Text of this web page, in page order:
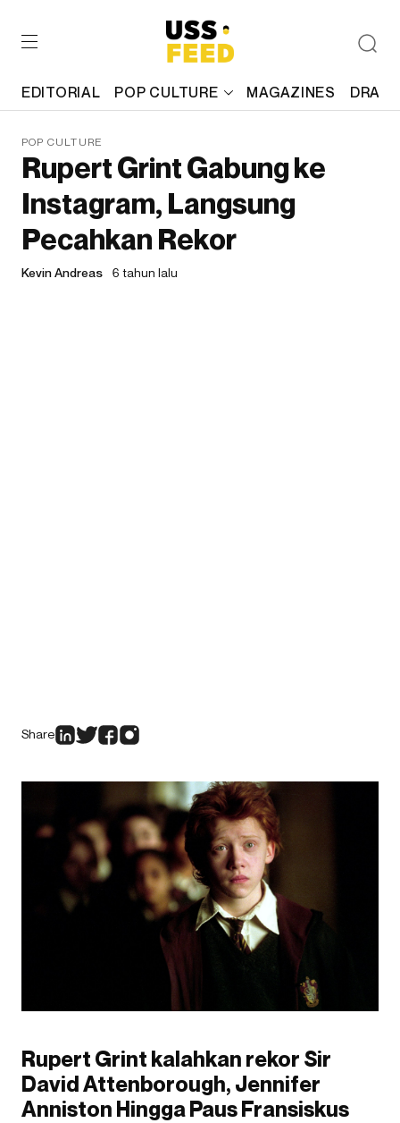
EDITORIAL POP CULTURE MAGAZINES
POP CULTURE
Rupert Grint Gabung ke
Instagram, Langsung
Pecahkan Rekor
Kevin Andreas 6 tahun lalu
Share
Rupert Grint kalahkan rekor Sir
David Attenborough, Jennifer
Anniston Hingga Paus Fransiskus